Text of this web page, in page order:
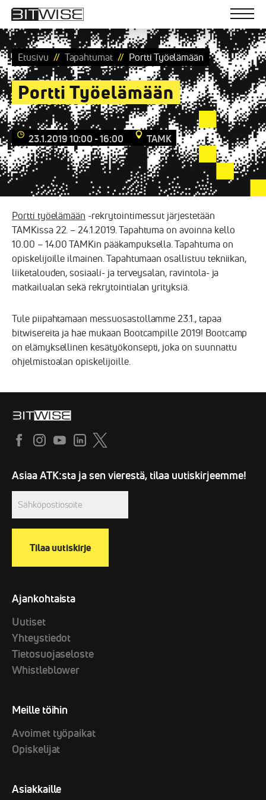
Skip
content
Bitwise
Ohjelmistoratkaisuja
Etusivu Tapahtumat Portti Työelämään
Portti Työelämään
23.1.2019 10:00 - 16:00 TAMK
Portti työelämään -rekrytointimessut järjestetään
TAMKissa 22. – 24.1.2019. Tapahtuma on avoinna kello
10.00 – 14.00 TAMKin pääkampuksella. Tapahtuma on
opiskelijoille ilmainen. Tapahtumaan osallistuu tekniikan,
liiketalouden, sosiaali- ja terveysalan, ravintola- ja
matkailualan sekä rekrytointialan yrityksiä.
Tule piipahtamaan messuosastollamme 23.1., tapaa
bitwisereita ja hae mukaan Bootcampille 2019! Bootcamp
on elämyksellinen kesätyökonsepti, joka on suunnattu
ohjelmistoalan opiskelijoille.
Asiaa ATK:sta ja sen vierestä, tilaa uutiskirjeemme!
Sähköpostiosoite
Ajankohtaista
Uutiset
Yhteystiedot
Tietosuojaseloste
Whistleblower
Meille töihin
Avoimet työpaikat
Opiskelijat
Asiakkaille